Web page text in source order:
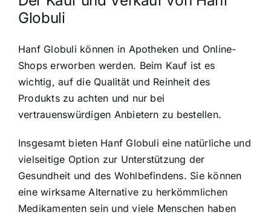
Globuli
Hanf Globuli können in Apotheken und Online-
Shops erworben werden. Beim Kauf ist es
wichtig, auf die Qualität und Reinheit des
Produkts zu achten und nur bei
vertrauenswürdigen Anbietern zu bestellen.
Insgesamt bieten Hanf Globuli eine natürliche und
vielseitige Option zur Unterstützung der
Gesundheit und des Wohlbefindens. Sie können
eine wirksame Alternative zu herkömmlichen
Medikamenten sein und viele Menschen haben